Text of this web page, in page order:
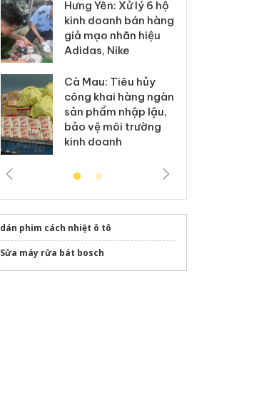
Thanh Hóa: Tìm bị
hại trong vụ án buôn
bán bình sữa
Moyuum giả
An Giang: Đối tượng
chủ mưu đường dây
bán hàng giả tại Phú
Quốc ra đầu thú
dán phim cách nhiệt ô tô
Sửa máy rửa bát bosch